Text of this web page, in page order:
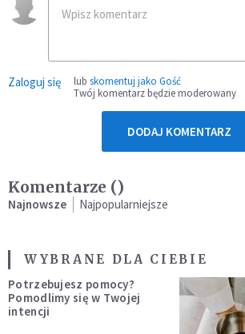
Zaloguj się lub skomentuj jako Gość
Twój komentarz będzie moderowany
DODAJ KOMENTARZ
Komentarze ()
Najnowsze Najpopularniejsze
WYBRANE DLA CIEBIE
Potrzebujesz pomocy?
Pomodlimy się w Twojej
intencji